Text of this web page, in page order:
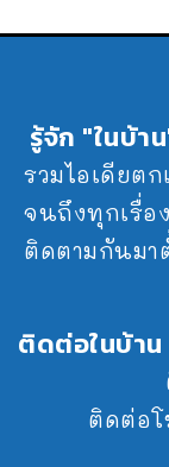
รู้จัก "ในบ้า
รวมไอเดียต
จนถึงทุกเรื่อ
ติดตามกันมา
ติดต่อในบ้าน
ติดต่อ